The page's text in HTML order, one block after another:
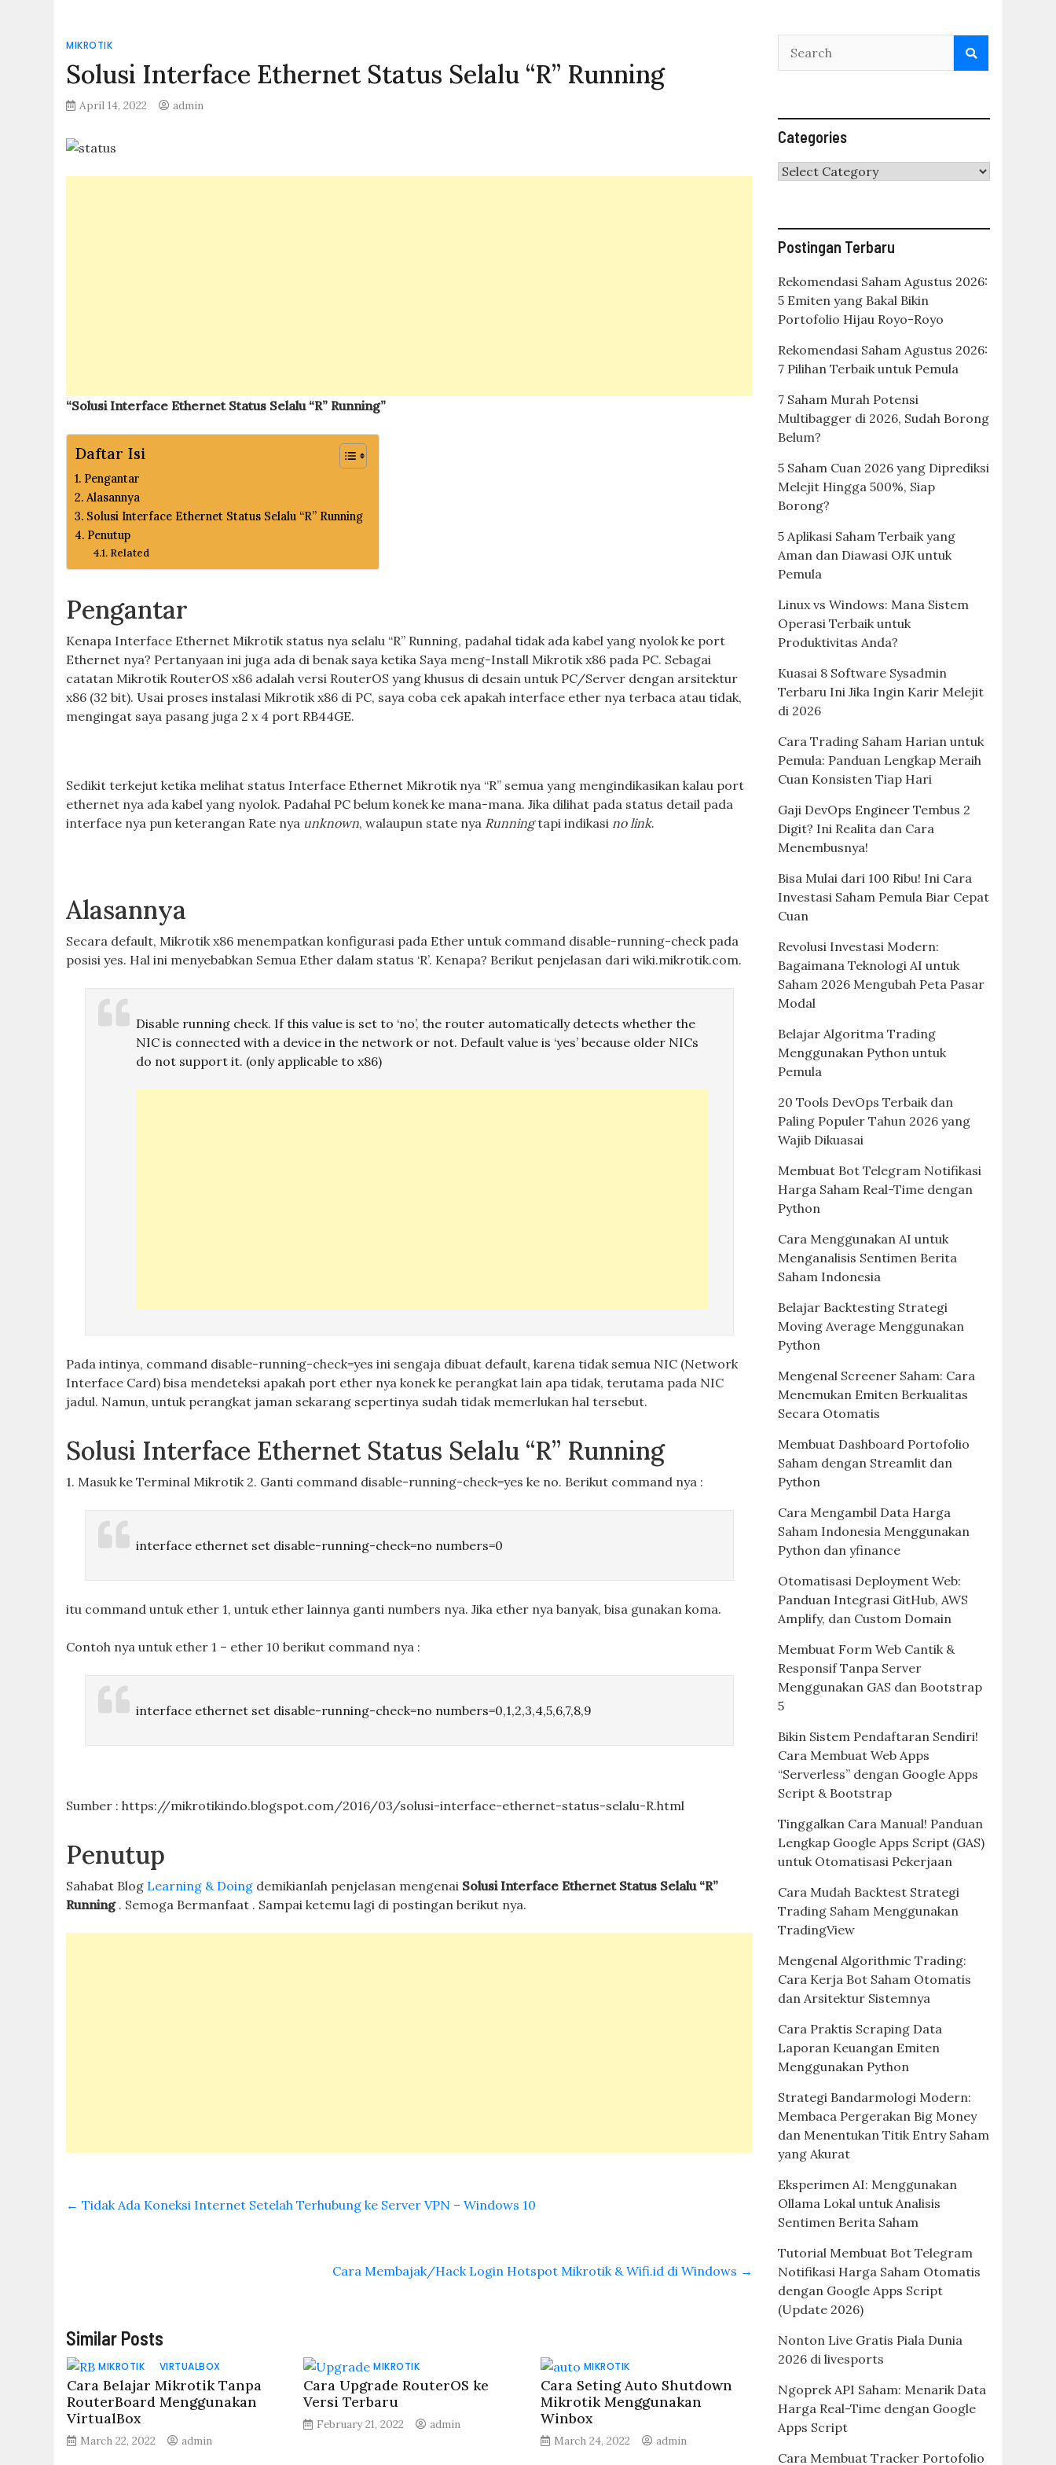
MIKROTIK
Solusi Interface Ethernet Status Selalu “R” Running
April 14, 2022 admin
“Solusi Interface Ethernet Status Selalu “R” Running”
Daftar Isi
Pengantar
Alasannya
Solusi Interface Ethernet Status Selalu “R” Running
Penutup
Related
Pengantar
Kenapa Interface Ethernet Mikrotik status nya selalu “R” Running, padahal tidak ada kabel yang nyolok ke port
Ethernet nya? Pertanyaan ini juga ada di benak saya ketika Saya meng-Install Mikrotik x86 pada PC. Sebagai
catatan Mikrotik RouterOS x86 adalah versi RouterOS yang khusus di desain untuk PC/Server dengan arsitektur
x86 (32 bit). Usai proses instalasi Mikrotik x86 di PC, saya coba cek apakah interface ether nya terbaca atau tidak,
mengingat saya pasang juga 2 x 4 port RB44GE.
Sedikit terkejut ketika melihat status Interface Ethernet Mikrotik nya “R” semua yang mengindikasikan kalau port
ethernet nya ada kabel yang nyolok. Padahal PC belum konek ke mana-mana. Jika dilihat pada status detail pada
interface nya pun keterangan Rate nya unknown, walaupun state nya Runningtapi indikasino link.
Alasannya
Secara default, Mikrotik x86 menempatkan konfigurasi pada Ether untuk command disable-running-check pada
posisi yes. Hal ini menyebabkan Semua Ether dalam status ‘R’. Kenapa? Berikut penjelasan dari wiki.mikrotik.com.
Disable running check. If this value is set to ‘no’, the router automatically detects whether the
NIC is connected with a device in the network or not. Default value is ‘yes’ because older NICs
do not support it. (only applicable to x86)
Pada intinya, command disable-running-check=yes ini sengaja dibuat default, karena tidak semua NIC (Network
Interface Card) bisa mendeteksi apakah port ether nya konek ke perangkat lain apa tidak, terutama pada NIC
jadul. Namun, untuk perangkat jaman sekarang sepertinya sudah tidak memerlukan hal tersebut.
Solusi Interface Ethernet Status Selalu “R” Running
1. Masuk ke Terminal Mikrotik 2. Ganti command disable-running-check=yes ke no. Berikut command nya :
interface ethernet set disable-running-check=no numbers=0
itu command untuk ether 1, untuk ether lainnya ganti numbers nya. Jika ether nya banyak, bisa gunakan koma.
Contoh nya untuk ether 1 – ether 10 berikut command nya :
interface ethernet set disable-running-check=no numbers=0,1,2,3,4,5,6,7,8,9
Sumber : https://mikrotikindo.blogspot.com/2016/03/solusi-interface-ethernet-status-selalu-R.html
Penutup
Sahabat Blog Learning & Doing demikianlah penjelasan mengenai Solusi Interface Ethernet Status Selalu “R”
Running . Semoga Bermanfaat . Sampai ketemu lagi di postingan berikut nya.
← Tidak Ada Koneksi Internet Setelah Terhubung ke Server VPN – Windows 10
Cara Membajak/Hack Login Hotspot Mikrotik & Wifi.id di Windows →
Similar Posts
MIKROTIK VIRTUALBOX
Cara Belajar Mikrotik Tanpa
RouterBoard Menggunakan
VirtualBox
March 22, 2022 admin
MIKROTIK
Cara Upgrade RouterOS ke
Versi Terbaru
February 21, 2022 admin
MIKROTIK
Cara Seting Auto Shutdown
Mikrotik Menggunakan
Winbox
March 24, 2022 admin
Categories
Categories
Postingan Terbaru
Rekomendasi Saham Agustus 2026:
5 Emiten yang Bakal Bikin
Portofolio Hijau Royo-Royo
Rekomendasi Saham Agustus 2026:
7 Pilihan Terbaik untuk Pemula
7 Saham Murah Potensi
Multibagger di 2026, Sudah Borong
Belum?
5 Saham Cuan 2026 yang Diprediksi
Melejit Hingga 500%, Siap
Borong?
5 Aplikasi Saham Terbaik yang
Aman dan Diawasi OJK untuk
Pemula
Linux vs Windows: Mana Sistem
Operasi Terbaik untuk
Produktivitas Anda?
Kuasai 8 Software Sysadmin
Terbaru Ini Jika Ingin Karir Melejit
di 2026
Cara Trading Saham Harian untuk
Pemula: Panduan Lengkap Meraih
Cuan Konsisten Tiap Hari
Gaji DevOps Engineer Tembus 2
Digit? Ini Realita dan Cara
Menembusnya!
Bisa Mulai dari 100 Ribu! Ini Cara
Investasi Saham Pemula Biar Cepat
Cuan
Revolusi Investasi Modern:
Bagaimana Teknologi AI untuk
Saham 2026 Mengubah Peta Pasar
Modal
Belajar Algoritma Trading
Menggunakan Python untuk
Pemula
20 Tools DevOps Terbaik dan
Paling Populer Tahun 2026 yang
Wajib Dikuasai
Membuat Bot Telegram Notifikasi
Harga Saham Real-Time dengan
Python
Cara Menggunakan AI untuk
Menganalisis Sentimen Berita
Saham Indonesia
Belajar Backtesting Strategi
Moving Average Menggunakan
Python
Mengenal Screener Saham: Cara
Menemukan Emiten Berkualitas
Secara Otomatis
Membuat Dashboard Portofolio
Saham dengan Streamlit dan
Python
Cara Mengambil Data Harga
Saham Indonesia Menggunakan
Python dan yfinance
Otomatisasi Deployment Web:
Panduan Integrasi GitHub, AWS
Amplify, dan Custom Domain
Membuat Form Web Cantik &
Responsif Tanpa Server
Menggunakan GAS dan Bootstrap
5
Bikin Sistem Pendaftaran Sendiri!
Cara Membuat Web Apps
“Serverless” dengan Google Apps
Script & Bootstrap
Tinggalkan Cara Manual! Panduan
Lengkap Google Apps Script (GAS)
untuk Otomatisasi Pekerjaan
Cara Mudah Backtest Strategi
Trading Saham Menggunakan
TradingView
Mengenal Algorithmic Trading:
Cara Kerja Bot Saham Otomatis
dan Arsitektur Sistemnya
Cara Praktis Scraping Data
Laporan Keuangan Emiten
Menggunakan Python
Strategi Bandarmologi Modern:
Membaca Pergerakan Big Money
dan Menentukan Titik Entry Saham
yang Akurat
Eksperimen AI: Menggunakan
Ollama Lokal untuk Analisis
Sentimen Berita Saham
Tutorial Membuat Bot Telegram
Notifikasi Harga Saham Otomatis
dengan Google Apps Script
(Update 2026)
Nonton Live Gratis Piala Dunia
2026 di livesports
Ngoprek API Saham: Menarik Data
Harga Real-Time dengan Google
Apps Script
Cara Membuat Tracker Portofolio